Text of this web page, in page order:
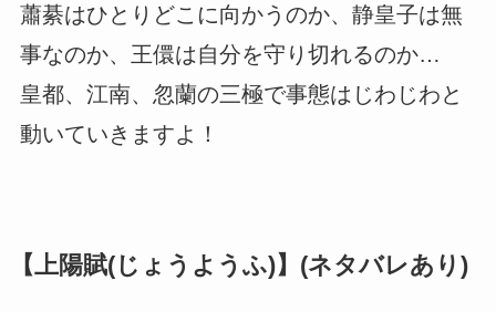
蕭綦はひとりどこに向かうのか、静皇子は無
事なのか、王儇は自分を守り切れるのか…
皇都、江南、忽蘭の三極で事態はじわじわと
動いていきますよ！
【上陽賦(じょうようふ)】(ネタバレあり)